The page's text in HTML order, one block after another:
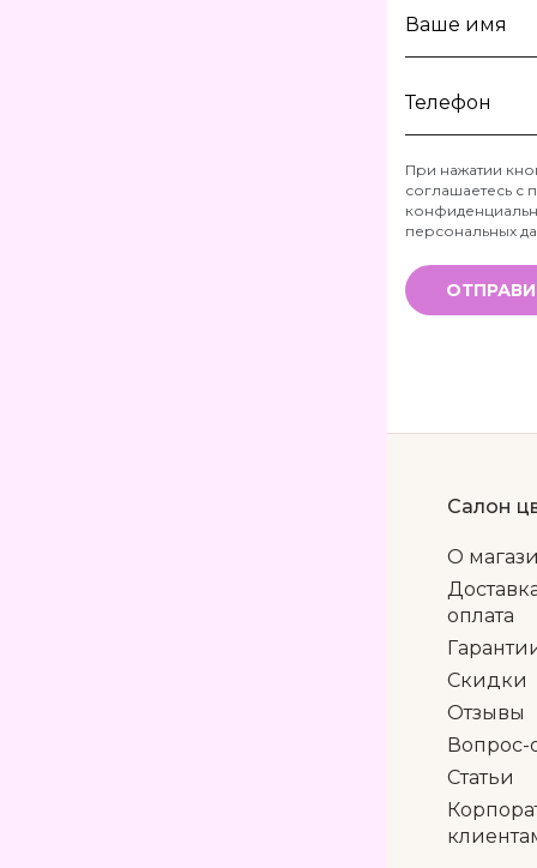
Ваше
Телефон
*
При нажатии
соглашаетесь с
персональных
Салон
О
оплата
Скидки
Отзывы
Вопрос-
Статьи